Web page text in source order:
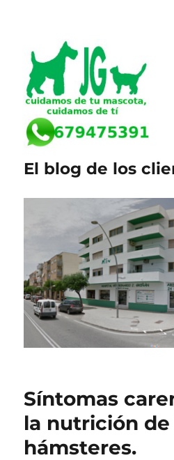
El blog de los
Síntomas
la nutrición de
hámsteres.